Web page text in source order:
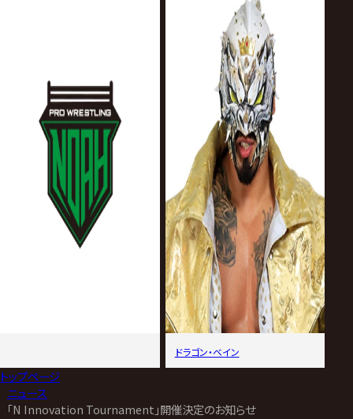
ドラゴン・ベイン
トップページ
ニュース
「N Innovation Tournament」開催決定のお知らせ